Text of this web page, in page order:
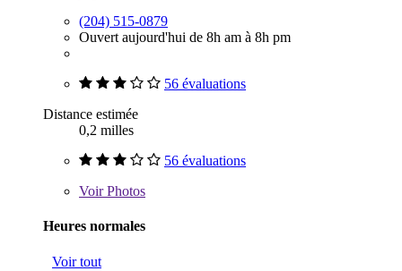
(204) 515-0879
Ouvert aujourd'hui de 8h am à 8h pm
56 évaluations
Distance estimée
0,2 milles
56 évaluations
VoirPhotos
Heures normales
Voir tout